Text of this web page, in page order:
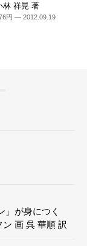
林 祥晃 著
円 — 2012.09.19
」が身につく
画 呉 華順 訳